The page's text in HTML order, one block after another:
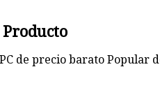
de precio barato